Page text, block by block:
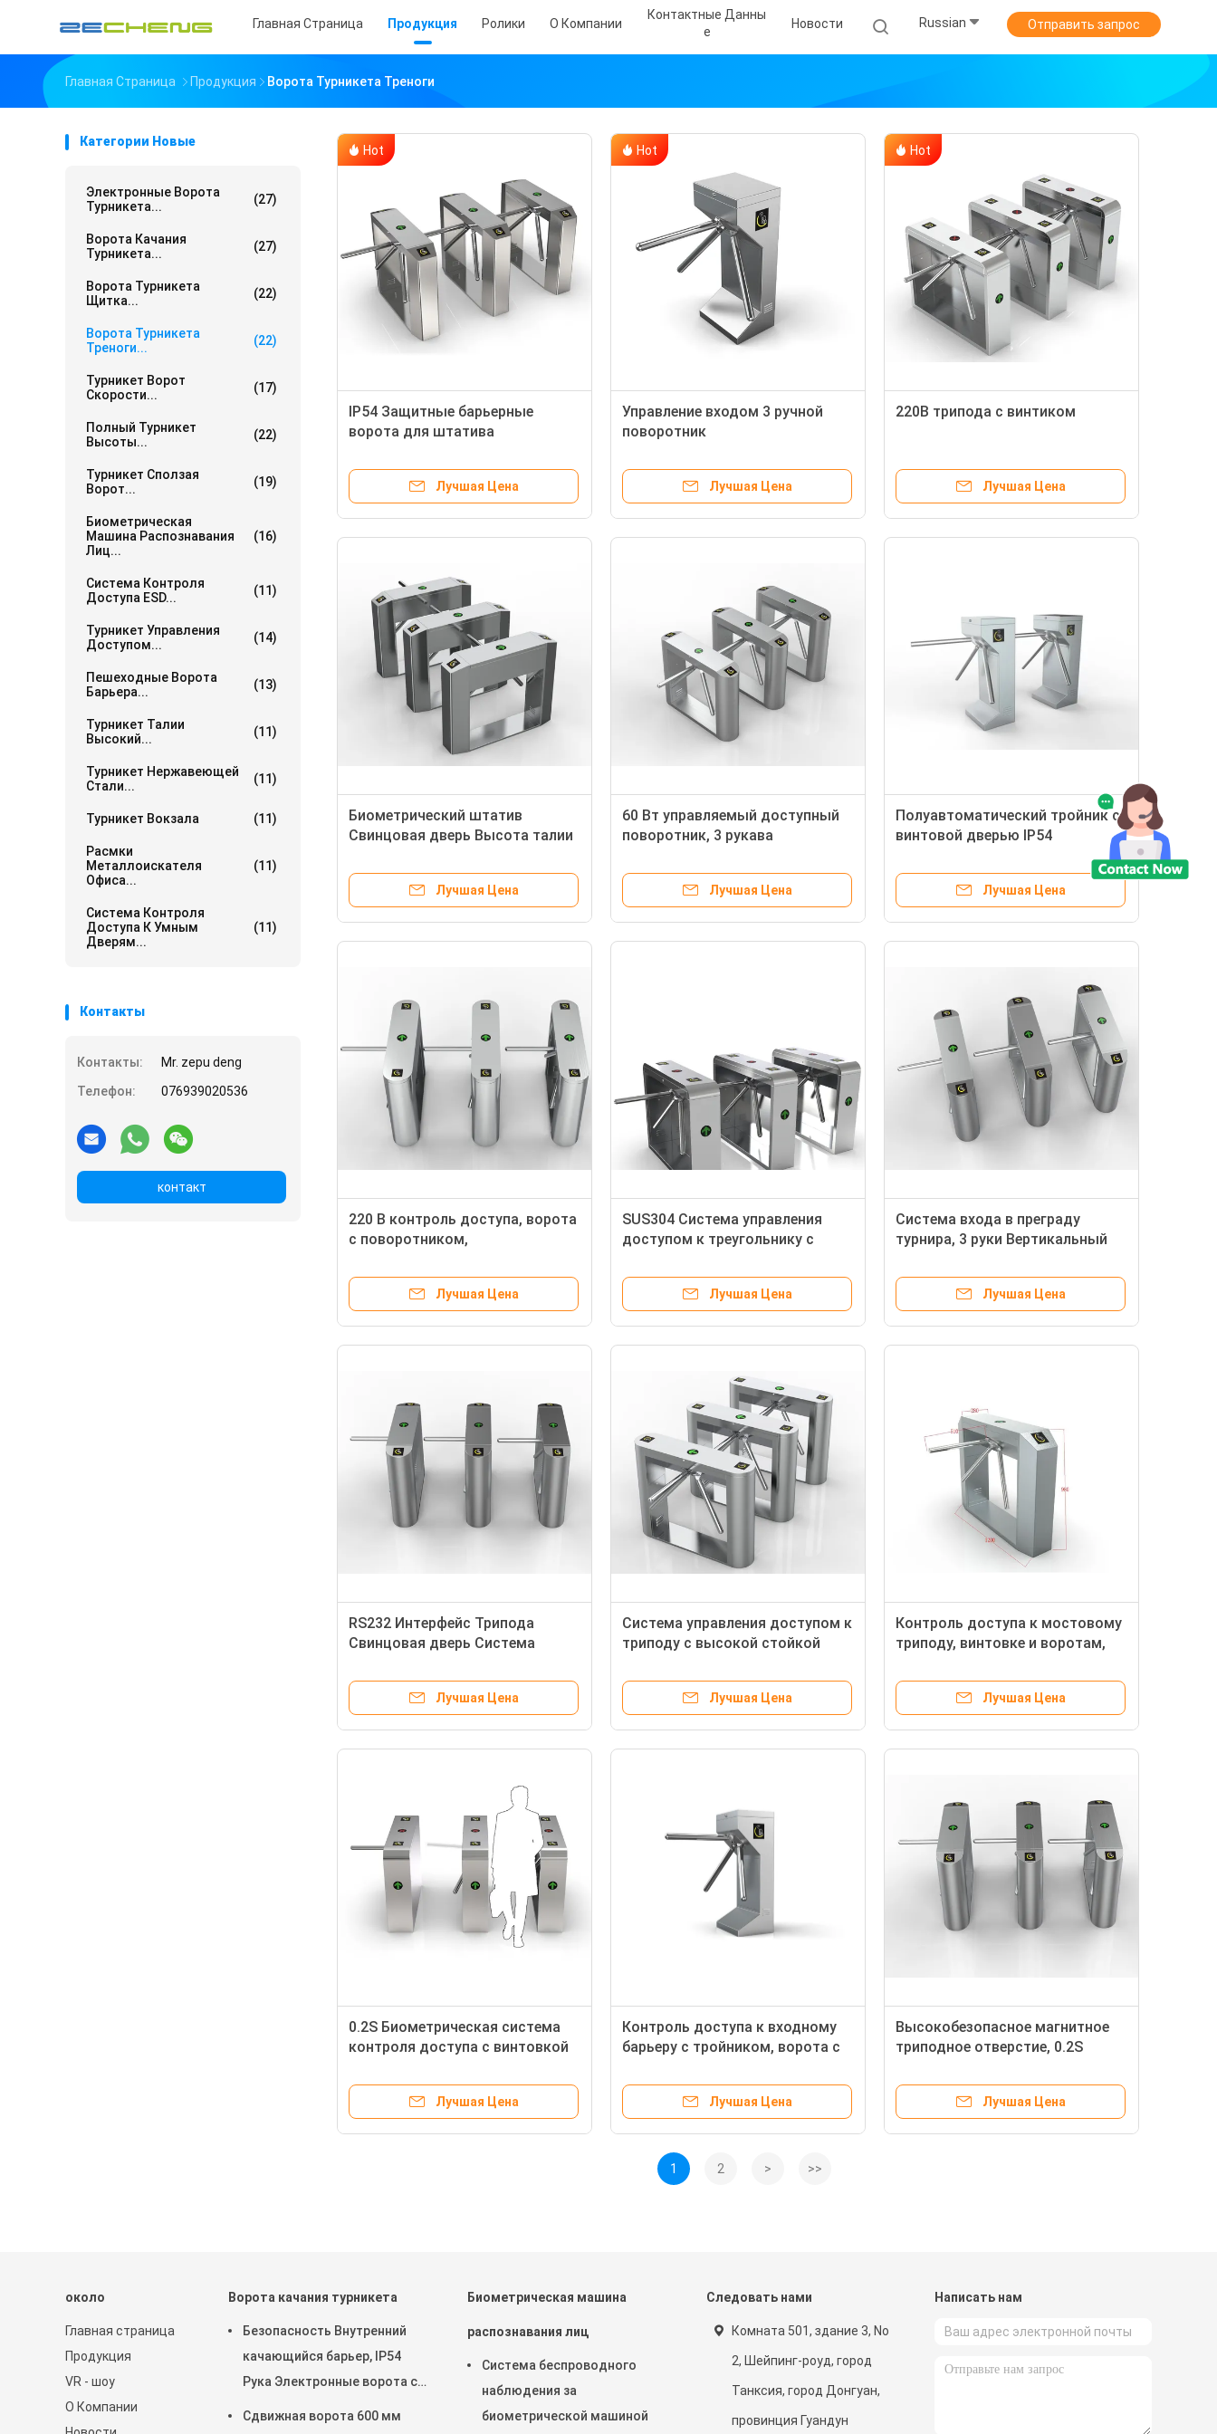
Главная Страница Продукция Ролики О Компании
Контактные Данны
Е
Новости Russian Отправить запрос
Главная Страница Продукция Ворота Турникета Треноги
Категории Новые
Электронные Ворота
Турникета...
(27)
Ворота Качания
Турникета...
(27)
Ворота Турникета
Щитка...
(22)
Ворота Турникета
Треноги...
(22)
Турникет Ворот
Скорости...
(17)
Полный Турникет
Высоты...
(22)
Турникет Сползая
Ворот...
(19)
Биометрическая
Машина Распознавания
Лиц...
(16)
Система Контроля
Доступа ESD...
(11)
Турникет Управления
Доступом...
(14)
Пешеходные Ворота
Барьера...
(13)
Турникет Талии
Высокий...
(11)
Турникет Нержавеющей
Стали...
(11)
Турникет Вокзала (11)
Расмки
Металлоискателя
Офиса...
(11)
Система Контроля
Доступа К Умным
Дверям...
(11)
Контакты
Контакты:
Mr. zepu deng
Телефон:
076939020536
контакт
Hot
IP54 Защитные барьерные
ворота для штатива
Лучшая Цена
Hot
Управление входом 3 ручной
поворотник
Лучшая Цена
Hot
220В трипода с винтиком
Лучшая Цена
Биометрический штатив
Свинцовая дверь Высота талии
Вес
Лучшая Цена
60 Вт управляемый доступный
поворотник, 3 рукава
IP54
Лучшая Цена
Полуавтоматический тройник с
винтовой дверью IP54
Лучшая Цена
220 В контроль доступа, ворота
с поворотником,
триподы безопасности
Лучшая Цена
SUS304 Система управления
доступом к треугольнику с
человек / мин 60 Вт
Лучшая Цена
Система входа в преграду
турнира, 3 руки Вертикальный
мин
Лучшая Цена
RS232 Интерфейс Трипода
Свинцовая дверь Система
нержавеющей стали 304
Лучшая Цена
Система управления доступом к
триподу с высокой стойкой
60 кг
Лучшая Цена
Контроль доступа к мостовому
триподу, винтовке и воротам,
бесшовным двигателем
постоянного токаЛучшая Цена
0.2S Биометрическая система
контроля доступа с винтовкой
Лучшая Цена
Контроль доступа к входному
барьеру с тройником, ворота с
двигателем постоянного тока
Лучшая Цена
Высокобезопасное магнитное
триподное отверстие, 0.2S
доступа к триподу
Лучшая Цена
1 2 > >>
около
Главная страница
Продукция
VR - шоу
О Компании
Ворота качания турникета
Безопасность Внутренний
качающийся барьер, IP54
Рука Электронные ворота с
Сдвижная ворота 600 мм
Биометрическая машина
распознавания лиц
Система беспроводного
наблюдения за
биометрической машиной
Следовать нами
Комната 501, здание 3, No
2, Шейпинг-роуд, город
Танксия, город Донгуан,
провинция Гуандун
Написать нам